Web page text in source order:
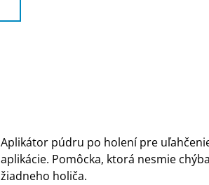
Aplikátor púdru po holení pre
aplikácie. Pomôcka, ktorá nesmie
žiadneho holiča.